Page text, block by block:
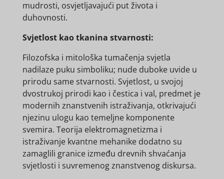
mudrosti, osvjetljavajući put života i
duhovnosti.
Svjetlost kao tkanina stvarnosti:
Filozofska i mitološka tumačenja svjetla
nadilaze puku simboliku; nude duboke uvide u
prirodu same stvarnosti. Svjetlost, u svojoj
dvostrukoj prirodi kao i čestica i val, predmet je
modernih znanstvenih istraživanja, otkrivajući
njezinu ulogu kao temeljne komponente
svemira. Teorija elektromagnetizma i
istraživanje kvantne mehanike dodatno su
zamaglili granice između drevnih shvaćanja
svjetlosti i suvremenog znanstvenog diskursa.